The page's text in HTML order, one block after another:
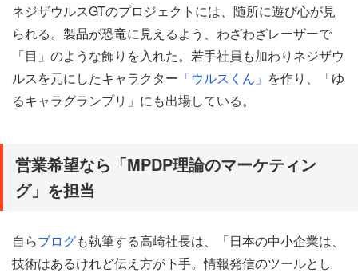
ネジザウルスGTのプロジェクトには、随所に遊び心が見
られる。製品が恐竜に見えるよう、わざわざレーザーで
「目」のような飾りを入れた。若手社員も加わりネジザウ
ルスを元にしたキャラクター 「ウルスくん」 を作り、「ゆ
るキャラグランプリ」にも出場している。
営業希望なら「MPDP理論のマーケティン
グ」を担当
自らブログも執筆する高崎社長は、「日本の中小企業は、
技術はあるけれど伝え方が下手。情報発信のツールとし